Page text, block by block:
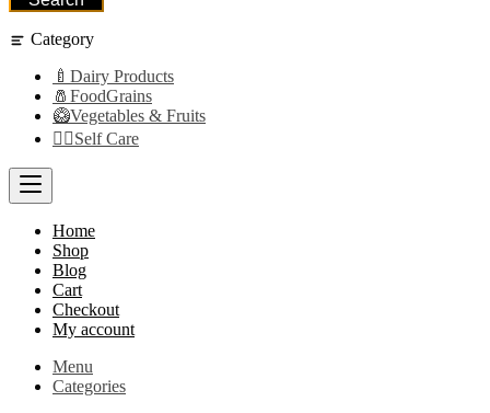
Category
🍼Dairy Products
🧂FoodGrains
🥝Vegetables & Fruits
👩‍⚕️Self Care
Home
Shop
Blog
Cart
Checkout
My account
Menu
Categories